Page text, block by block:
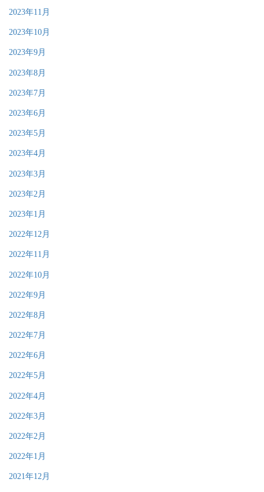
2023年11月
2023年10月
2023年9月
2023年8月
2023年7月
2023年6月
2023年5月
2023年4月
2023年3月
2023年2月
2023年1月
2022年12月
2022年11月
2022年10月
2022年9月
2022年8月
2022年7月
2022年6月
2022年5月
2022年4月
2022年3月
2022年2月
2022年1月
2021年12月